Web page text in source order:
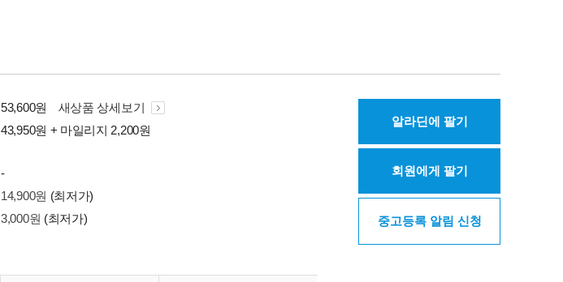
53,600원
새상품 상세보기
43,950원 + 마일리지 2,200원
-
14,900원 (최저가)
3,000원 (최저가)
알라딘에 팔기
회원에게 팔기
중고등록 알림 신청